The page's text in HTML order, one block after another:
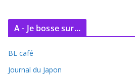
A - Je bosse sur...
BL café
Journal du Japon